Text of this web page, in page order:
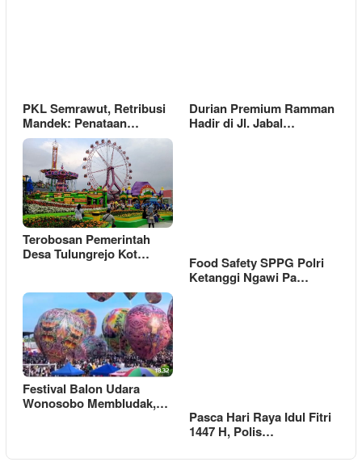
PKL Semrawut, Retribusi
Mandek: Penataan…
Durian Premium Ramman
Hadir di Jl. Jabal…
Terobosan Pemerintah
Desa Tulungrejo Kot…
Food Safety SPPG Polri
Ketanggi Ngawi Pa…
Festival Balon Udara
Wonosobo Membludak,…
Pasca Hari Raya Idul Fitri
1447 H, Polis…